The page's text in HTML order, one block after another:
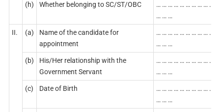
(h) Whether belonging to SC/ST/OBC
… … … … … … … … … … …
… … …
II. (a)
Name of the candidate for
appointment
… … … … … … … … … … …
… … …
(b)
His/Her relationship with the
Government Servant
… … … … … … … … … … …
… … …
(c) Date of Birth
… … … … … … … … … … …
… … …